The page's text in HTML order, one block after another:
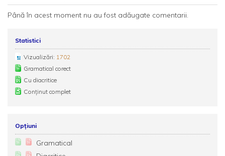
Până în acest moment nu au fost adăugate comentarii.
Statistici
Vizualizări: 1702
Gramatical corect
Cu diacritice
Conținut complet
Opțiuni
Gramatical